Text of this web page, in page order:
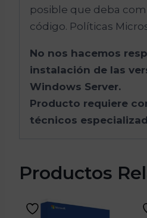
posible que deba
código. Políticas
No nos hacemos
instalación de las
Windows Server.
Producto requiere
técnicos
Productos